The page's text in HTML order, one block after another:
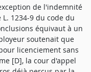
de l'indemnité
1234-9 du code du
équivaut à un
soutenait que
licenciement sans
[D], la cour d'appel